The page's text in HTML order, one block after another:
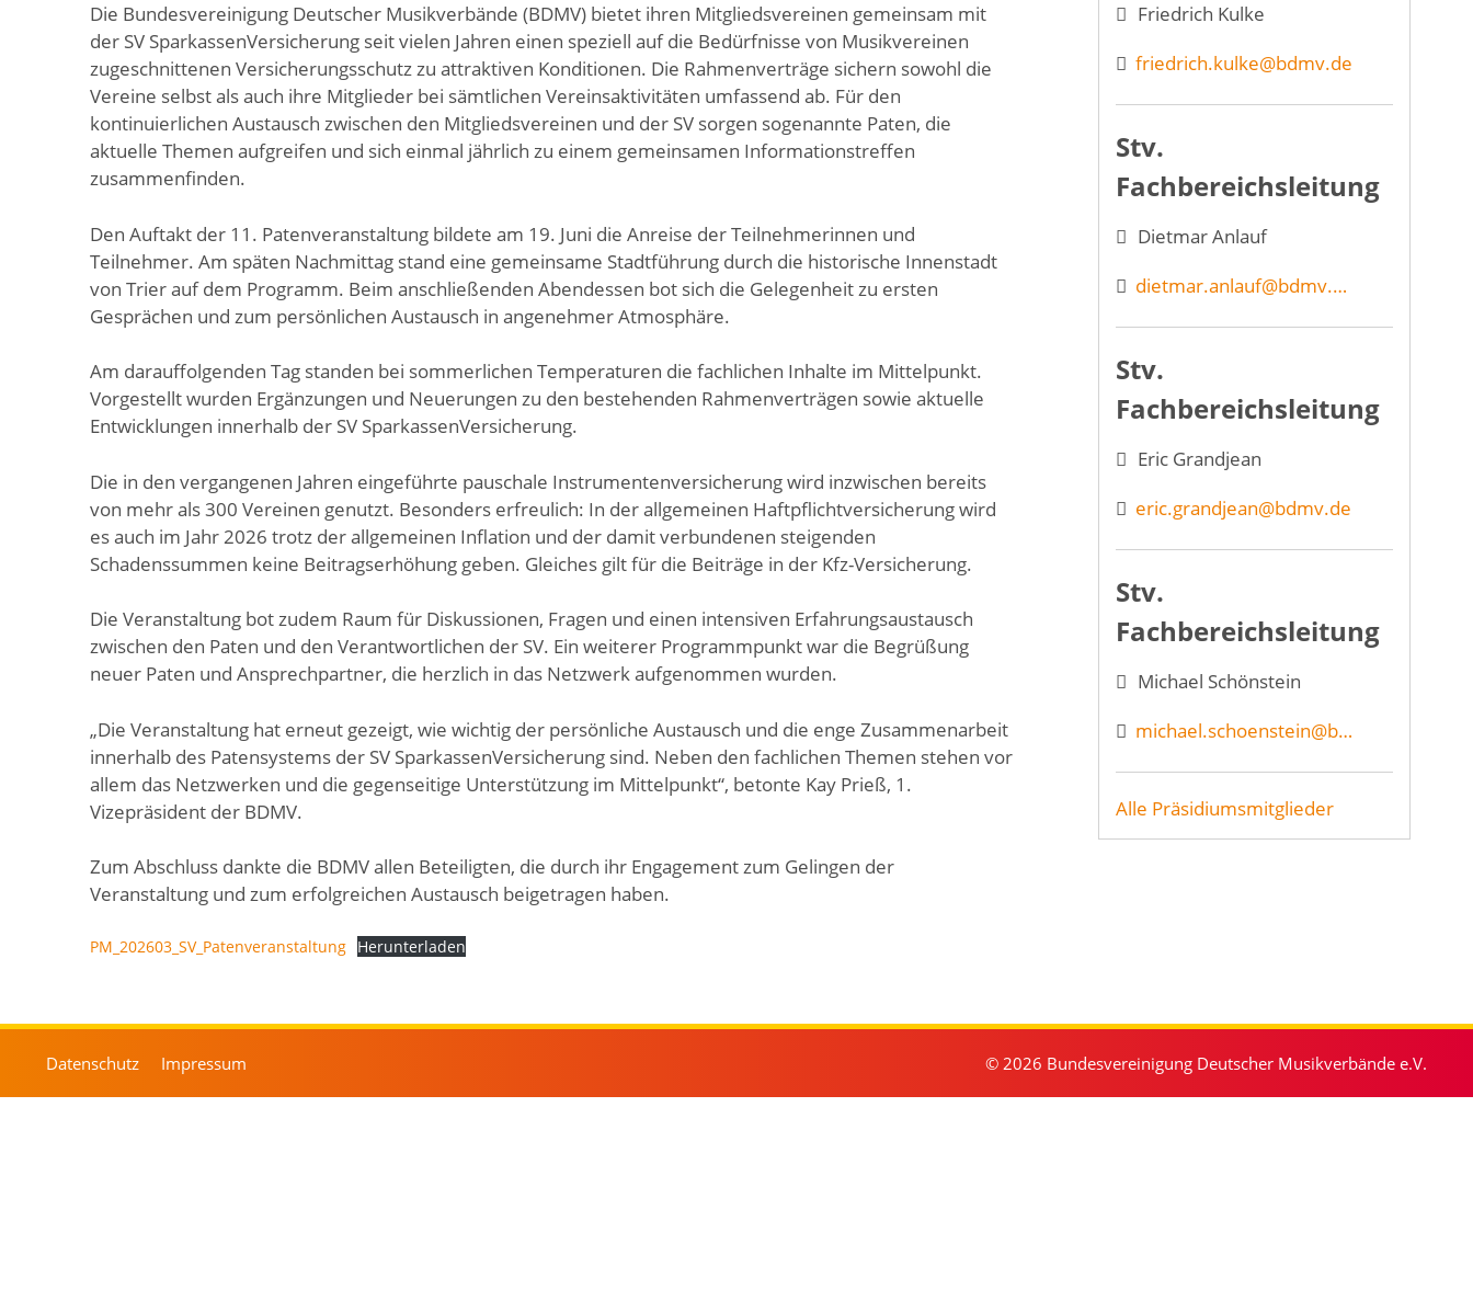
Die Bundesvereinigung Deutscher Musikverbände (BDMV) bietet ihren Mitgliedsvereinen gemeinsam mit
der SV SparkassenVersicherung seit vielen Jahren einen speziell auf die Bedürfnisse von Musikvereinen
zugeschnittenen Versicherungsschutz zu attraktiven Konditionen. Die Rahmenverträge sichern sowohl die
Vereine selbst als auch ihre Mitglieder bei sämtlichen Vereinsaktivitäten umfassend ab. Für den
kontinuierlichen Austausch zwischen den Mitgliedsvereinen und der SV sorgen sogenannte Paten, die
aktuelle Themen aufgreifen und sich einmal jährlich zu einem gemeinsamen Informationstreffen
zusammenfinden.
Den Auftakt der 11. Patenveranstaltung bildete am 19. Juni die Anreise der Teilnehmerinnen und
Teilnehmer. Am späten Nachmittag stand eine gemeinsame Stadtführung durch die historische Innenstadt
von Trier auf dem Programm. Beim anschließenden Abendessen bot sich die Gelegenheit zu ersten
Gesprächen und zum persönlichen Austausch in angenehmer Atmosphäre.
Am darauffolgenden Tag standen bei sommerlichen Temperaturen die fachlichen Inhalte im Mittelpunkt.
Vorgestellt wurden Ergänzungen und Neuerungen zu den bestehenden Rahmenverträgen sowie aktuelle
Entwicklungen innerhalb der SV SparkassenVersicherung.
Die in den vergangenen Jahren eingeführte pauschale Instrumentenversicherung wird inzwischen bereits
von mehr als 300 Vereinen genutzt. Besonders erfreulich: In der allgemeinen Haftpflichtversicherung wird
es auch im Jahr 2026 trotz der allgemeinen Inflation und der damit verbundenen steigenden
Schadenssummen keine Beitragserhöhung geben. Gleiches gilt für die Beiträge in der Kfz-Versicherung.
Die Veranstaltung bot zudem Raum für Diskussionen, Fragen und einen intensiven Erfahrungsaustausch
zwischen den Paten und den Verantwortlichen der SV. Ein weiterer Programmpunkt war die Begrüßung
neuer Paten und Ansprechpartner, die herzlich in das Netzwerk aufgenommen wurden.
„Die Veranstaltung hat erneut gezeigt, wie wichtig der persönliche Austausch und die enge Zusammenarbeit
innerhalb des Patensystems der SV SparkassenVersicherung sind. Neben den fachlichen Themen stehen vor
allem das Netzwerken und die gegenseitige Unterstützung im Mittelpunkt“, betonte Kay Prieß, 1.
Vizepräsident der BDMV.
Zum Abschluss dankte die BDMV allen Beteiligten, die durch ihr Engagement zum Gelingen der
Veranstaltung und zum erfolgreichen Austausch beigetragen haben.
PM_202603_SV_Patenveranstaltung Herunterladen
Friedrich Kulke
friedrich.kulke@bdmv.de
Stv.
Fachbereichsleitung
Dietmar Anlauf
dietmar.anlauf@bdmv.de
Stv.
Fachbereichsleitung
Eric Grandjean
eric.grandjean@bdmv.de
Stv.
Fachbereichsleitung
Michael Schönstein
michael.schoenstein@bdmv.de
Alle Präsidiumsmitglieder
Datenschutz Impressum © 2026 Bundesvereinigung Deutscher Musikverbände e.V.